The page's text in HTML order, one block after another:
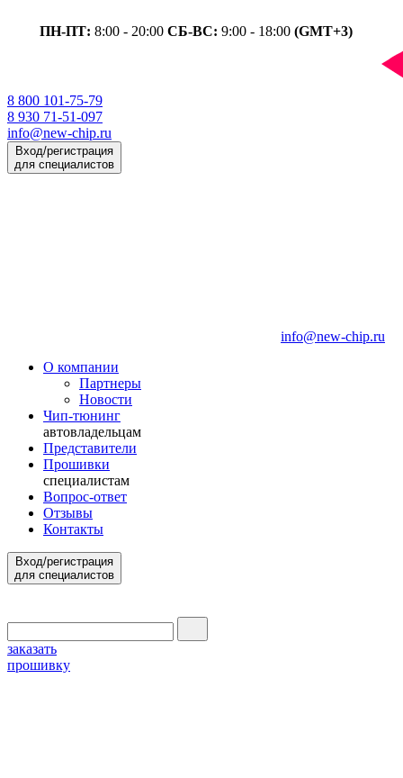
ПН-ПТ: 8:00 - 20:00 СБ-ВС: 9:00 - 18:00 (GMT+3)
8 800 101-75-79
8 930 71-51-097
info@new-chip.ru
Вход/регистрация
для специалистов
info@new-chip.ru
О компании
Партнеры
Новости
Чип-тюнинг
автовладельцам
Представители
Прошивки
специалистам
Вопрос-ответ
Отзывы
Контакты
Вход/регистрация
для специалистов
заказать
прошивку